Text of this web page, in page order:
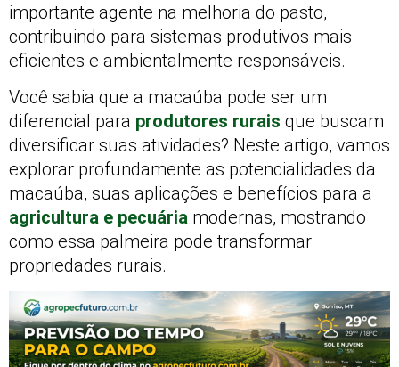
importante agente na melhoria do pasto,
contribuindo para sistemas produtivos mais
eficientes e ambientalmente responsáveis.
Você sabia que a macaúba pode ser um
diferencial para produtores rurais que buscam
diversificar suas atividades? Neste artigo, vamos
explorar profundamente as potencialidades da
macaúba, suas aplicações e benefícios para a
agricultura e pecuária modernas, mostrando
como essa palmeira pode transformar
propriedades rurais.